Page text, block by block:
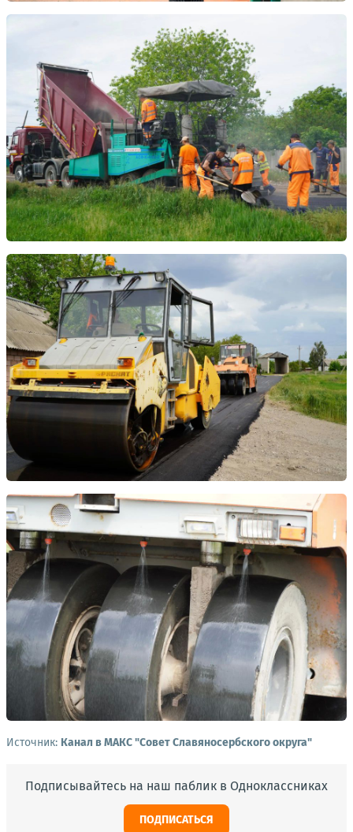
Источник: Канал в МАКС "Совет Славяносербского округа"
Подписывайтесь на наш паблик в Одноклассниках
ПОДПИСАТЬСЯ